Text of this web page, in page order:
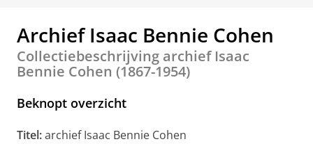
Archief Isaac Bennie Cohen
Collectiebeschrijving archief Isaac
Bennie Cohen (1867-1954)
Beknopt overzicht
Titel:archief Isaac Bennie Cohen